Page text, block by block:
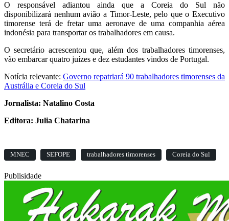
O responsável adiantou ainda que a Coreia do Sul não
disponibilizará nenhum avião a Timor-Leste, pelo que o Executivo
timorense terá de fretar uma aeronave de uma companhia aérea
indonésia para transportar os trabalhadores em causa.
O secretário acrescentou que, além dos trabalhadores timorenses,
vão embarcar quatro juízes e dez estudantes vindos de Portugal.
Notícia relevante: Governo repatriará 90 trabalhadores timorenses da
Austrália e Coreia do Sul
Jornalista: Natalino Costa
Editora: Julia Chatarina
MNEC SEFOPE trabalhadores timorenses Coreia do Sul
Publisidade